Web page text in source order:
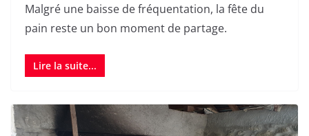
Malgré une baisse de fréquentation, la fête du
pain reste un bon moment de partage.
Lire la suite...